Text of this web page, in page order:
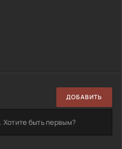
ДОБАВИТЬ
быть первым?